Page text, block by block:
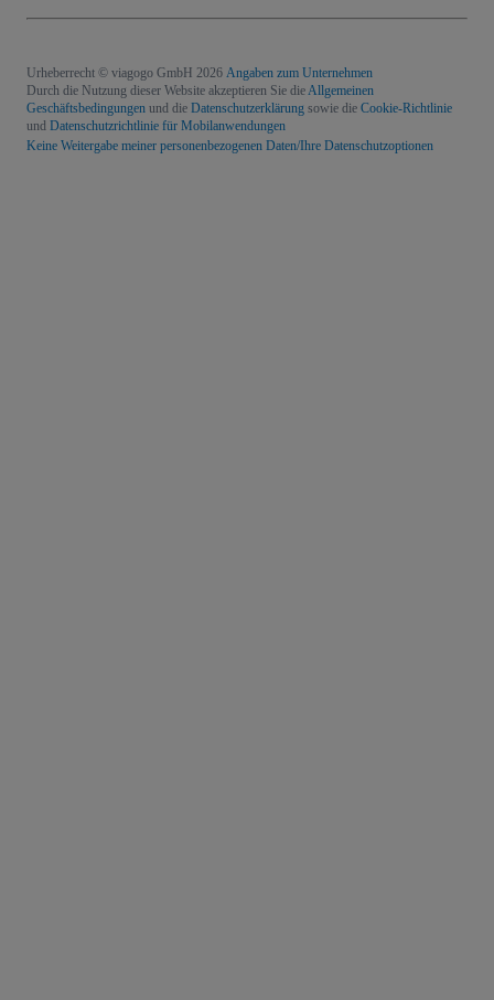
Urheberrecht © viagogo GmbH 2026 Angaben zum Unternehmen
Durch die Nutzung dieser Website akzeptieren Sie dieAllgemeinen
Geschäftsbedingungen und die Datenschutzerklärung sowie die Cookie-Richtlinie
und Datenschutzrichtlinie für Mobilanwendungen
Keine Weitergabe meiner personenbezogenen Daten/Ihre Datenschutzoptionen